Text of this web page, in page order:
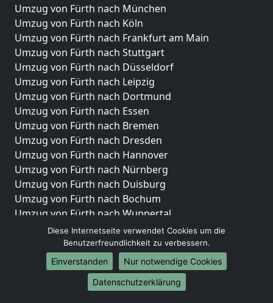
Umzug von Fürth nach München
Umzug von Fürth nach Köln
Umzug von Fürth nach Frankfurt am Main
Umzug von Fürth nach Stuttgart
Umzug von Fürth nach Düsseldorf
Umzug von Fürth nach Leipzig
Umzug von Fürth nach Dortmund
Umzug von Fürth nach Essen
Umzug von Fürth nach Bremen
Umzug von Fürth nach Dresden
Umzug von Fürth nach Hannover
Umzug von Fürth nach Nürnberg
Umzug von Fürth nach Duisburg
Umzug von Fürth nach Bochum
Umzug von Fürth nach Wuppertal
Umzug von Fürth nach Bielefeld
Umzug von Fürth nach Bonn
Umzug von Fürth nach Münster
Internationale-Umzüge
Diese Internetseite verwendet Cookies um die
Benutzerfreundlichkeit zu verbessern.
Einverstanden
Nur notwendige Cookies
Datenschutzerklärung